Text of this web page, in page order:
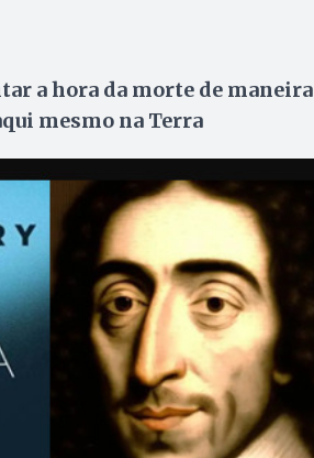
a hora da morte de maneira
mesmo na Terra